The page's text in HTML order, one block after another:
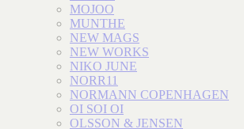
MOJOO
MUNTHE
NEW MAGS
NEW WORKS
NIKO JUNE
NORR11
NORMANN COPENHAGEN
OI SOI OI
OLSSON & JENSEN